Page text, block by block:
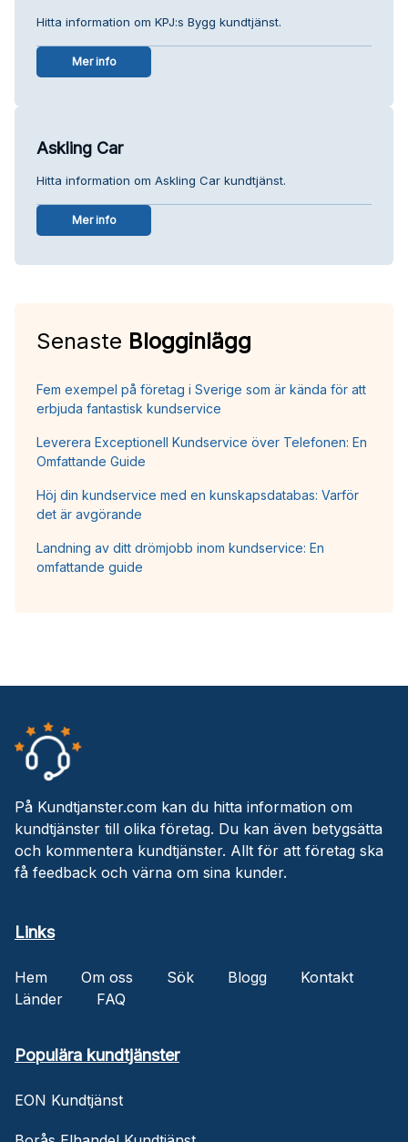
Hitta information om KPJ:s Bygg kundtjänst.
Mer info
Askling Car
Hitta information om Askling Car kundtjänst.
Mer info
Senaste Blogginlägg
Fem exempel på företag i Sverige som är kända för att
erbjuda fantastisk kundservice
Leverera Exceptionell Kundservice över Telefonen: En
Omfattande Guide
Höj din kundservice med en kunskapsdatabas: Varför
det är avgörande
Landning av ditt drömjobb inom kundservice: En
omfattande guide
På Kundtjanster.com kan du hitta information om
kundtjänster till olika företag. Du kan även betygsätta
och kommentera kundtjänster. Allt för att företag ska
få feedback och värna om sina kunder.
Links
Hem Om oss Sök Blogg
Kontakt
Länder
FAQ
Populära kundtjänster
EON Kundtjänst